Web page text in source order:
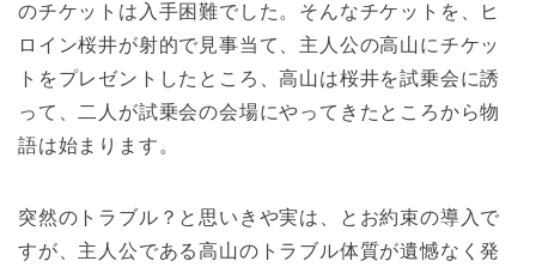
のチケットは入手困難でした。そんなチケットを、ヒ
ロイン桜井が射的で見事当て、主人公の高山にチケッ
トをプレゼントしたところ、高山は桜井を試乗会に誘
って、二人が試乗会の会場にやってきたところから物
語は始まります。
突然のトラブル？と思いきや実は、とお約束の導入で
すが、主人公である高山のトラブル体質が遺憾なく発